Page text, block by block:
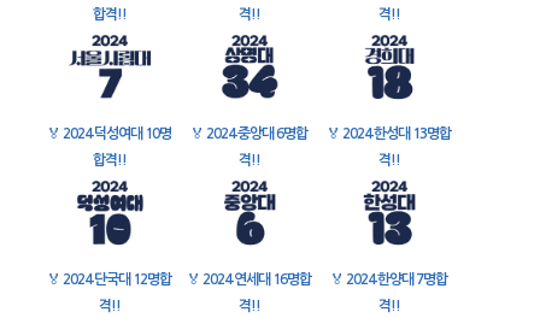
합격!!
격!!
격!!
🏅 2024 덕성여대 10명
합격!!
🏅 2024 중앙대 6명합
격!!
🏅 2024 한성대 13명합
격!!
🏅 2024 단국대 12명합
격!!
🏅 2024 연세대 16명합
격!!
🏅 2024 한양대 7명합
격!!